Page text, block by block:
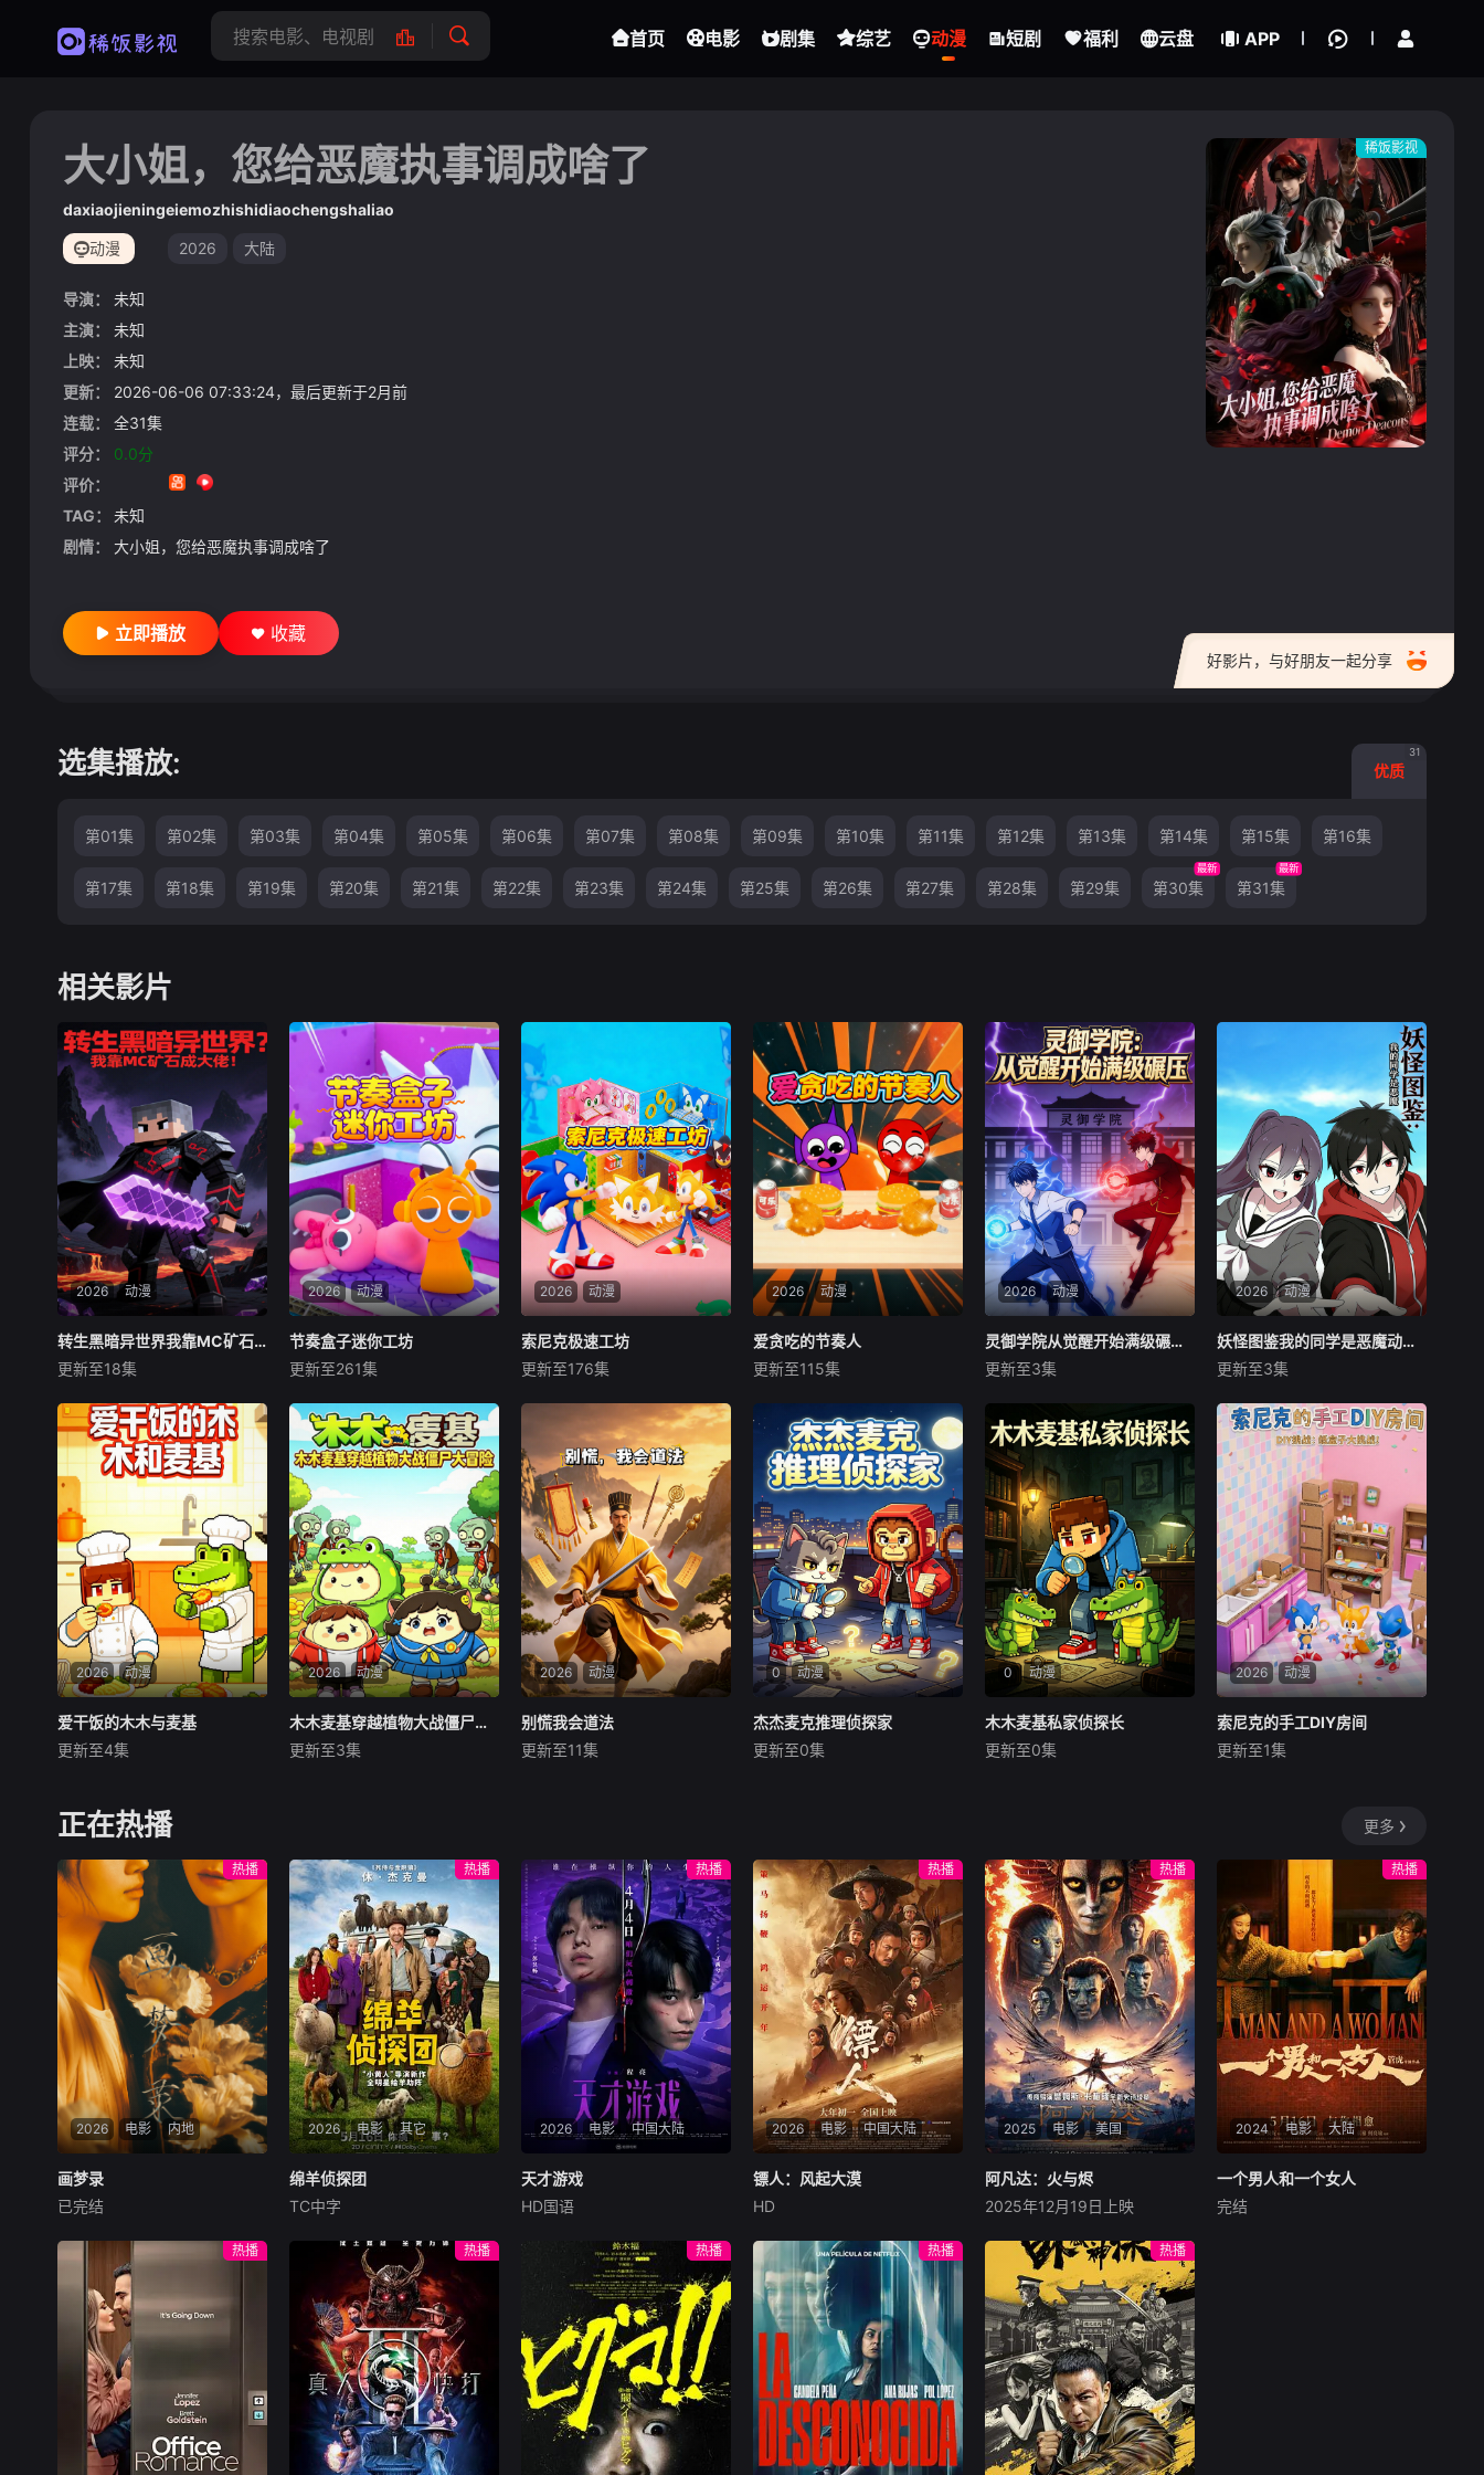
首页 电影 剧集 综艺 动漫 短剧 福利 云盘 APP
稀饭影视
大小姐，您给恶魔执事调成啥了
daxiaojieningeiemozhishidiaochengshaliao
动漫 2026 大陆
导演：
未知
主演：
未知
上映：
未知
更新：
2026-06-06 07:33:24，最后更新于2月前
连载：
全31集
评分：
0.0分
评价：
TAG：
未知
剧情：
大小姐，您给恶魔执事调成啥了
好影片，与好朋友一起分享
立即播放 收藏
选集播放: 优质
31
第01集 第02集 第03集 第04集 第05集 第06集 第07集 第08集 第09集 第10集 第11集 第12集 第13集 第14集 第15集 第16集
第17集 第18集 第19集 第20集 第21集 第22集 第23集 第24集 第25集 第26集 第27集 第28集 第29集 第30集
最新
第31集
最新
相关影片
2026 动漫
转生黑暗异世界我靠MC矿石成大佬
未知
这里没有阳光，魔物横行，魔
法与诅咒交织，人类蜷缩在最
后的壁垒里苟延残喘，所谓的
“强者” 全靠血脉和天赋说了
算。而唯一的依仗，竟是跟着
他一起穿越的 ——一背包 MC
原版矿石。别人眼里的废柴煤
炭，
转生黑暗异世界我靠MC矿石成大佬
更新至18集
2026 动漫
节奏盒子迷你工坊
未知
节目以 “迷你手工” 为核心载
体，每期聚焦一种轻量化、易
上手且充满创意的手工品类
—— 可能是用黏土捏制的迷你
动物摆件，每一笔塑形都搭配
着轻快的鼓点，让捏制过程像
一场指尖舞蹈；也可能是用毛
线编织的微型
节奏盒子迷你工坊
更新至261集
2026 动漫
索尼克极速工坊
未知
《索尼克极速工坊》是一档自
带 “超音速” 节奏的创意动手节
目。每期围绕 “速度与创意” 主
题，比如打造索尼克主题竞速
赛道、制作超音速风格摆件、
改造运动风周边。全程快节奏
拆解教程，从材料准备到成品
完成，
索尼克极速工坊
更新至176集
2026 动漫
爱贪吃的节奏人
未知
在满是律动节拍的色彩世界
里，《爱贪吃的节奏人》讲述
了一位身体跟着鼓点动、嘴巴
永远停不下来的 “节奏吃货”，
用美食与节拍碰撞出欢乐吃播
日常的故事。节奏人全身都是
“节拍基因”—— 脑袋上的耳机
永远播放
爱贪吃的节奏人
更新至115集
2026 动漫
灵御学院从觉醒开始满级碾压动态漫画
未知
当世人还在为觉醒普通灵技欣
喜若狂时，主角在灵御学院的
觉醒仪式上，直接解锁满级神
级天赋。别人苦修数年、艰难
进阶，他只需心念一动，便能
轻松掌握禁忌灵术、碾压同代
天骄。学院试炼、宗门对决、
异族入侵、秘境探
灵御学院从觉醒开始满级碾压动态漫画
更新至3集
2026 动漫
妖怪图鉴我的同学是恶魔动态漫画
未知
繁华都市的普通高中，看似和
往常一样充满青春气息——课
间的喧闹、午后的阳光、走廊
里擦肩而过的身影，一切都平
静得恰到好处。直到平凡的少
年，意外撞破了同班同学的秘
密——那个总是独来独往、眼
神清冷的转学生，竟
妖怪图鉴我的同学是恶魔动态漫画
更新至3集
2026 动漫
爱干饭的木木与麦基
未知
上人！吃货搭档杰杰和麦琪，
每天的快乐源泉全是干饭。从
早餐到丰盛夜宵，两人总能发
现各种好吃的食物，上演一连
串搞笑又治愈的干饭日常。不
管是开心、难过还是
爱干饭的木木与麦基
更新至4集
2026 动漫
木木麦基穿越植物大战僵尸大冒险
未知
巷危机四伏，各式各样的变异
僵尸接踵来袭。幸运的是，他
们结识各路神奇战斗植物，掌
握布阵防御、搭配
木木麦基穿越植物大战僵尸大冒险
更新至3集
2026 动漫
别慌我会道法
未知
秘术降妖除魔、驱邪镇煞，破
凶宅、斗尸煞、斩妖邪，一身
正气令阴邪闻风丧胆。面对愈
发猖獗的厉鬼妖物与
别慌我会道法
更新至11集
0 动漫
杰杰麦克推理侦探家
未知
探杰杰，搭配脑洞跳脱、总能
发现隐藏暗道的麦克，二人合
伙开设小镇互动侦探事务所，
承接各类离奇失窃
杰杰麦克推理侦探家
更新至0集
0 动漫
木木麦基私家侦探长
未知
诡异失踪案、神秘失窃案、离
奇连环谜案接踵而至，迷雾重
重、线索暗藏。四人各怀本
领，心思缜密推理细节
木木麦基私家侦探长
更新至0集
2026 动漫
索尼克的手工DIY房间
未知
间，结束竞速冒险后，他便会
作。他时常邀请好友前来相
聚，众人围绕不同主题开展手
工 DIY 挑战：赛车迷你模型、
角色黏土人
索尼克的手工DIY房间
更新至1集
正在热播 更多
2026 电影 内地
热播
画梦录
代露娃
民国的上海滩，身怀绝技的孤
女画师许雁真，意外与身陷危
局的融汇银行总账姜心羽产生
交集。姜心羽遭人陷害，只得
与许雁真结盟，彼时银行欲将
国宝名画低价卖给外国人，许
雁真凭借自身精湛画技仿造名
画、偷天换日。几经波折，两
人联手在各方势力的夹缝间巧
妙周旋，共历险阻，破解重重
困境。
画梦录
已完结
2026 电影 其它
热播
绵羊侦探团
牧羊人乔治（休·杰克曼
饰）最爱给羊群读侦探小说，
没想到自己有一天会离奇死
亡。他留下的3000万巨额遗
产，让每个人貌似都有犯罪动
机。警察毫无头绪之时，羊群
们决定“不务正业”迈出牧场，
追查牧羊人“躺平
绵羊侦探团
TC中字
2026 电影 中国大陆
热播
天才游戏
彭昱畅
穷途末路的天才少年刘全龙
（彭昱畅 饰），被偏执富家公
子陈伦（丁禹兮 饰）选中，被
迫踏入一场为他量身打造的
“换命游戏”。豪华别墅、名车
名表、神秘女友全部备齐，在
陈伦的精心打造下，刘全龙瞬
间拥有顶配人生。
天才游戏
HD国语
2026 电影 中国大陆
热播
镖人：风起大漠
大漠之上，镖人、官府、西域
五大家族等多方势力盘根错
节、暗潮涌动。“天字第二号
逃犯”刀马接下特殊押镖任
务，和同伴一起从西域护镖远
赴长安。不料，他们的护送对
象竟是“天字第一号逃犯”知世
郎……天下熙熙皆为利来，各
方势力闻风入局，抢镖厮杀接
连上演……
镖人：风起大漠
HD
2025 电影 美国
热播
阿凡达：火与烬
萨姆·沃辛顿
佐伊·索尔达娜
影片聚焦杰克·萨利与奈蒂莉一
家的命运起伏，在前作的情感
余波之上，深刻描绘一个家族
在战火中如何成长、并共同守
护血脉相连的情感纽带的历
程，从而将故事推向更具张力
的全新维度。此外，潘多拉的
全新领域也即将揭晓
阿凡达：火与烬
2025年12月19日上映
2024 电影 大陆
热播
一个男人和一个女人
黄渤
一个男人和一个女人
完结
热播 热播 热播 热播 热播